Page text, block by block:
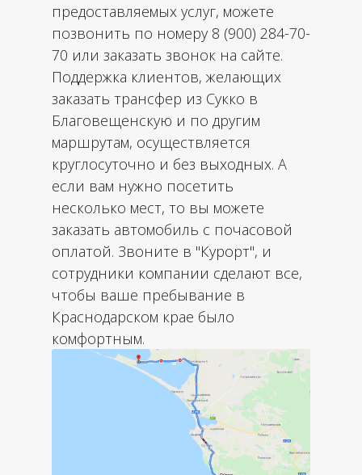
предоставляемых услуг, можете
позвонить по номеру 8 (900) 284-70-
70 или заказать звонок на сайте.
Поддержка клиентов, желающих
заказать трансфер из Сукко в
Благовещенскую и по другим
маршрутам, осуществляется
круглосуточно и без выходных. А
если вам нужно посетить
несколько мест, то вы можете
заказать автомобиль с почасовой
оплатой. Звоните в "Курорт", и
сотрудники компании сделают все,
чтобы ваше пребывание в
Краснодарском крае было
комфортным.